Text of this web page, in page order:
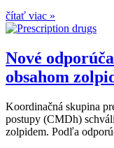
čítať viac »
Nové
obsahom
Koordinačná skupina
postupy (CMDh)
zolpidem. Podľa